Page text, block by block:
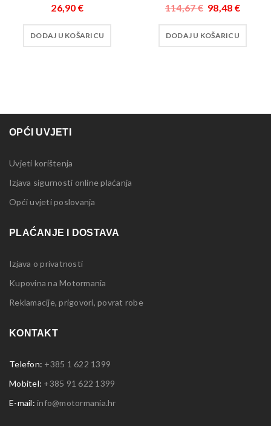
26,90 €
DODAJ U KOŠARICU
114,67€ 98,48 €
DODAJ U KOŠARICU
OPĆI UVJETI
Uvjeti korištenja
Izjava sigurnosti online plaćanja
Opći uvjeti poslovanja
PLAĆANJE I DOSTAVA
Izjava o privatnosti
Kupovina na Motormania
Reklamacije, prigovori, povrat robe
KONTAKT
Telefon: +385 1 622 1399
Mobitel: +385 91 622 1399
E-mail: info@motormania.hr